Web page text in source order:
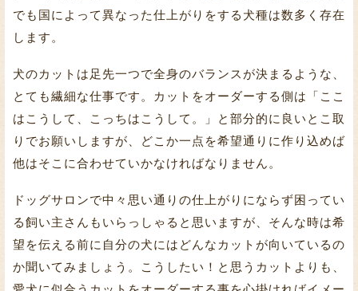
でも国によって異なった仕上がりをする犬種は数多く存在
します。
犬のカットは足先一つで全身のバランスが決まるような、
とても繊細な仕事です。カットをオーダーする側は「ここ
はこうして、こっちはこうして。」と部分的に良いとこ取
りでお願いしますが、どこか一点を希望通りに作り込めば
他はそこに合わせていかなければなりません。
ドッグサロンで中々思い通りの仕上がりにならず困ってい
る飼い主さんもいらっしゃると思いますが、そんな時は希
望を伝える前に自分の犬にはどんなカットが向いているの
か聞いてみましょう。こうしたい！と思うカットよりも、